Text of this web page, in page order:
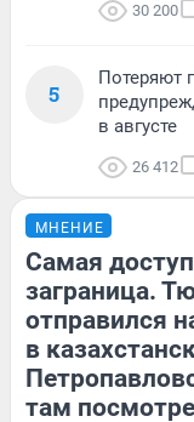
30 200
5
Потеряют
в августе
26 412
МНЕНИЕ
Самая
заграница.
отправился
в
там